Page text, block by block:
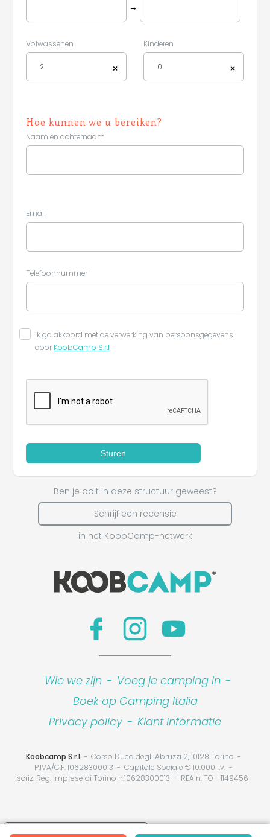
→
Volwassenen
×
2
Kinderen
×
0
Hoe kunnen we u bereiken?
Naam en achternaam
Email
Telefoonnummer
Ik ga akkoord met de verwerking van persoonsgegevens
door KoobCamp S.r.l
Sturen
Ben je ooit in deze structuur geweest?
Schrijf een recensie
in het KoobCamp-netwerk
Wie we zijn - Voeg je camping in -
Boek op Camping Italia
Privacy policy - Klant informatie
Koobcamp S.r.l
Corso Duca degli Abruzzi 2, 10128 Torino
P.IVA/C.F. 10628300013
Capitale Sociale € 10.000 i.v.
Iscriz. Reg. Imprese di Torino n.10628300013
REA n. TO - 1149456
Your Privacy Choices